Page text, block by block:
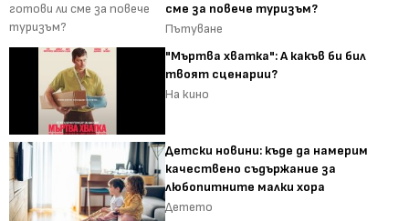
сме за повече туризъм?
Пътуване
"Мъртва хватка": А какъв би бил
твоят сценарии?
На кино
Детски новини: къде да намерим
качествено съдържание за
любопитните малки хора
Детето